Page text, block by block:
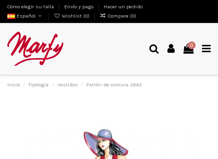
Cómo elegir su talla Envío y pago
Hacer un pedido
Español
Wishlist (0) Compare (0)
0
Inicio Tipologia Vestidos Patrón de costura 2842